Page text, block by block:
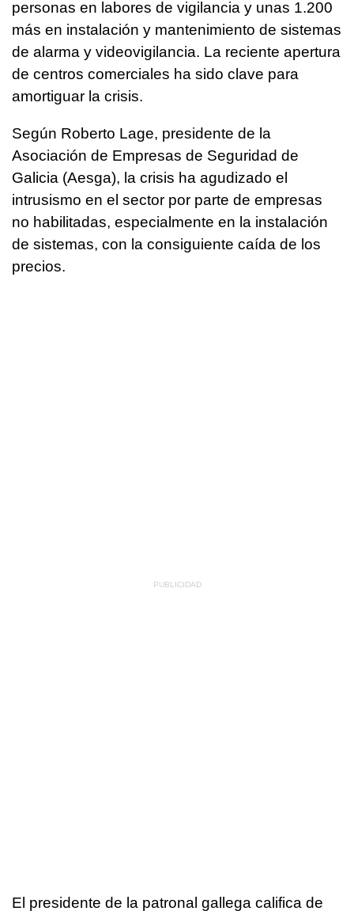
personas en labores de vigilancia y unas 1.200
más en instalación y mantenimiento de sistemas
de alarma y videovigilancia. La reciente apertura
de centros comerciales ha sido clave para
amortiguar la crisis.
Según Roberto Lage, presidente de la
Asociación de Empresas de Seguridad de
Galicia (Aesga), la crisis ha agudizado el
intrusismo en el sector por parte de empresas
no habilitadas, especialmente en la instalación
de sistemas, con la consiguiente caída de los
precios.
El presidente de la patronal gallega califica de